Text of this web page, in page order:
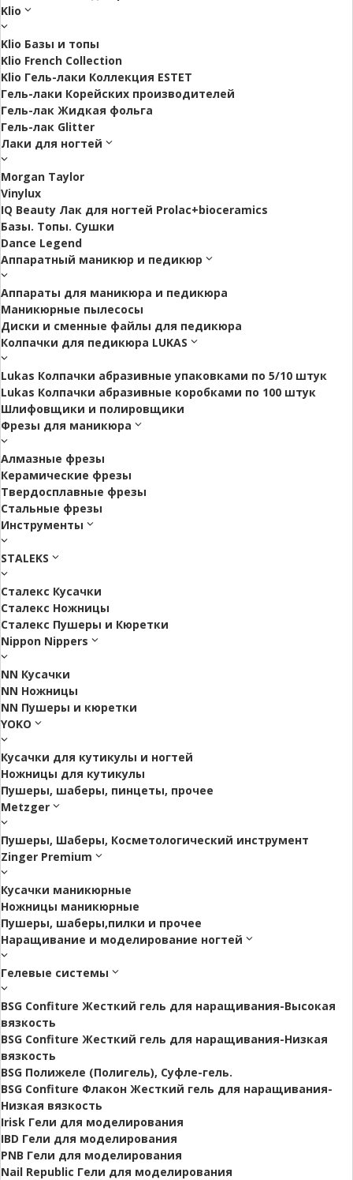
Klio
Klio Базы и топы
Klio French Collection
Klio Гель-лаки Коллекция ESTET
Гель-лаки Корейских производителей
Гель-лак Жидкая фольга
Гель-лак Glitter
Лаки для ногтей
Morgan Taylor
Vinylux
IQ Beauty Лак для ногтей Prolac+bioceramics
Базы. Топы. Сушки
Dance Legend
Аппаратный маникюр и педикюр
Аппараты для маникюра и педикюра
Маникюрные пылесосы
Диски и сменные файлы для педикюра
Колпачки для педикюра LUKAS
Lukas Колпачки абразивные упаковками по 5/10 штук
Lukas Колпачки абразивные коробками по 100 штук
Шлифовщики и полировщики
Фрезы для маникюра
Алмазные фрезы
Керамические фрезы
Твердосплавные фрезы
Стальные фрезы
Инструменты
STALEKS
Сталекс Кусачки
Сталекс Ножницы
Сталекс Пушеры и Кюретки
Nippon Nippers
NN Кусачки
NN Ножницы
NN Пушеры и кюретки
YOKO
Кусачки для кутикулы и ногтей
Ножницы для кутикулы
Пушеры, шаберы, пинцеты, прочее
Metzger
Пушеры, Шаберы, Косметологический инструмент
Zinger Premium
Кусачки маникюрные
Ножницы маникюрные
Пушеры, шаберы,пилки и прочее
Наращивание и моделирование ногтей
Гелевые системы
BSG Confiture Жесткий гель для наращивания-Высокая
вязкость
BSG Confiture Жесткий гель для наращивания-Низкая
вязкость
BSG Полижеле (Полигель), Суфле-гель.
BSG Confiture Флакон Жесткий гель для наращивания-
Низкая вязкость
Irisk Гели для моделирования
IBD Гели для моделирования
PNB Гели для моделирования
Nail Republic Гели для моделирования